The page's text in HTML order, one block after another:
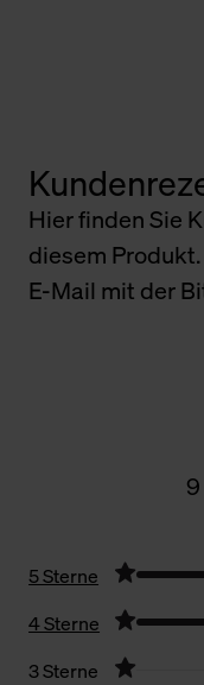
Hier finden Sie
diesem
E-Mail mit der
5 Sterne
4 Sterne
3 Sterne